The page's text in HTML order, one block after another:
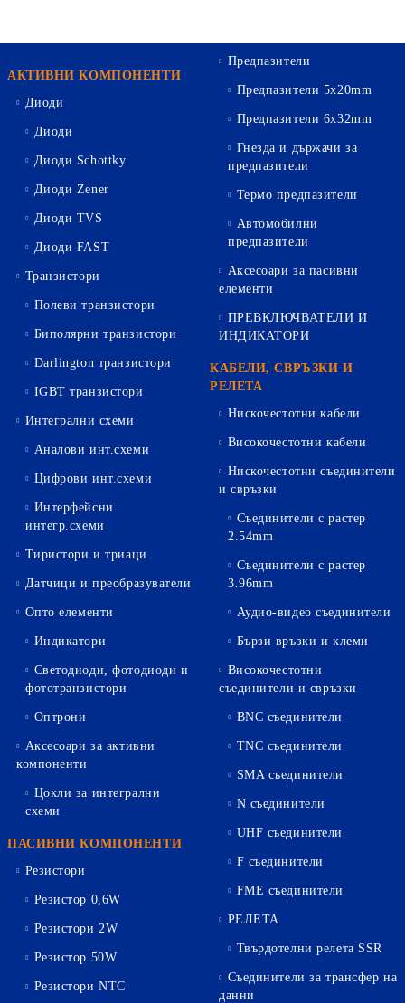
АКТИВНИ КОМПОНЕНТИ
Диоди
Диоди
Диоди Schottky
Диоди Zener
Диоди TVS
Диоди FAST
Транзистори
Полеви транзистори
Биполярни транзистори
Darlington транзистори
IGBT транзистори
Интегрални схеми
Аналови инт.схеми
Цифрови инт.схеми
Интерфейсни
интегр.схеми
Тиристори и триаци
Датчици и преобразуватели
Опто елементи
Индикатори
Светодиоди, фотодиоди и
фототранзистори
Оптрони
Аксесоари за активни
компоненти
Цокли за интегрални
схеми
ПАСИВНИ КОМПОНЕНТИ
Резистори
Резистор 0,6W
Резистори 2W
Резистор 50W
Резистори NTC
Предпазители
Предпазители 5х20mm
Предпазители 6х32mm
Гнезда и държачи за
предпазители
Термо предпазители
Автомобилни
предпазители
Аксесоари за пасивни
елементи
ПРЕВКЛЮЧВАТЕЛИ И
ИНДИКАТОРИ
КАБЕЛИ, СВРЪЗКИ И
РЕЛЕТА
Нискочестотни кабели
Високочестотни кабели
Нискочестотни съединители
и свръзки
Съединители с растер
2.54mm
Съединители с растер
3.96mm
Аудио-видео съединители
Бързи връзки и клеми
Високочестотни
съединители и свръзки
BNC съединители
TNC съединители
SMA съединители
N съединители
UHF съединители
F съединители
FME съединители
РЕЛЕТА
Твърдотелни релета SSR
Съединители за трансфер на
данни